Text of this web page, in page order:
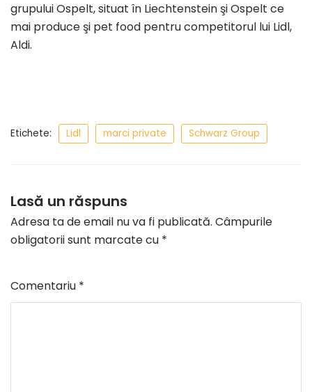
grupului Ospelt, situat în Liechtenstein şi Ospelt ce
mai produce şi pet food pentru competitorul lui Lidl,
Aldi.
Etichete: Lidl marci private Schwarz Group
Lasă un răspuns
Adresa ta de email nu va fi publicată. Câmpurile
obligatorii sunt marcate cu *
Comentariu *